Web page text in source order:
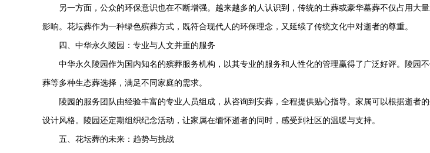
另一方面，公众的环保意识也在不断增强。越来越多的人认识到，传统的土葬或豪华墓葬不仅占用大
影响。花坛葬作为一种绿色殡葬方式，既符合现代人的环保理念，又延续了传统文化中对逝者的尊重。
四、 中华永久陵园 ：专业与人文并重的服务
中华永久陵园作为国内知名的殡葬服务机构，以其专业的服务和人性化的管理赢得了广泛好评。陵园
葬等多种生态葬选择，满足不同家庭的需求。
陵园的服务团队由经验丰富的专业人员组成，从咨询到安葬，全程提供贴心指导。家属可以根据逝者
设计风格。陵园还定期组织纪念活动，让家属在缅怀逝者的同时，感受到社区的温暖与支持。
五、花坛葬的未来：趋势与挑战